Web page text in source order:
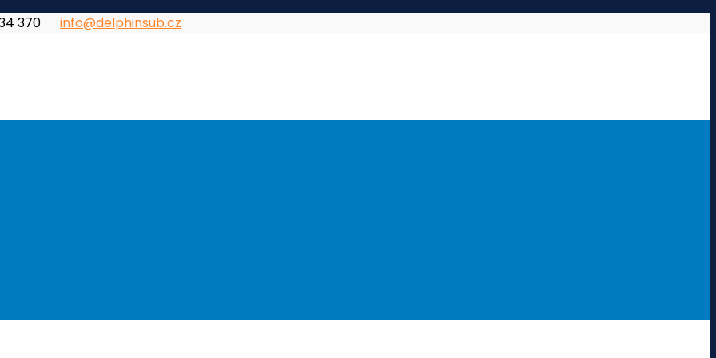
370 info@delphinsub.cz